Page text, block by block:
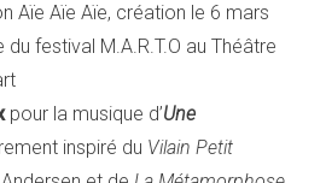
Aïe Aïe Aïe, création le 6 mars
festival M.A.R.T.O au Théâtre
pour la musique d’Une
inspiré du Vilain Petit